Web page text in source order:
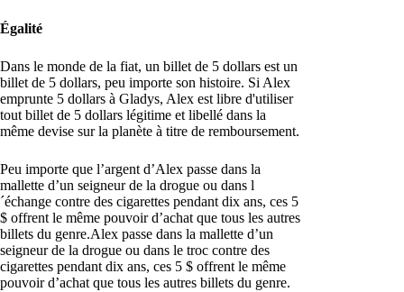
Égalité
Dans le monde de la fiat, un billet de 5 dollars est un
billet de 5 dollars, peu importe son histoire. Si Alex
emprunte 5 dollars à Gladys, Alex est libre d'utiliser
tout billet de 5 dollars légitime et libellé dans la
même devise sur la planète à titre de remboursement.
Peu importe que l’argent d’Alex passe dans la
mallette d’un seigneur de la drogue ou dans l
´échange contre des cigarettes pendant dix ans, ces 5
$ offrent le même pouvoir d’achat que tous les autres
billets du genre.Alex passe dans la mallette d’un
seigneur de la drogue ou dans le troc contre des
cigarettes pendant dix ans, ces 5 $ offrent le même
pouvoir d’achat que tous les autres billets du genre.